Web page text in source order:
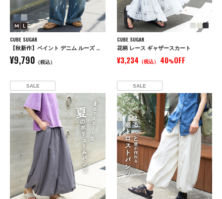
CUBE SUGAR
【秋新作】ペイント デニム ルーズ ストレート パンツ
¥9,790 （税込）
CUBE SUGAR
花柄 レース ギャザースカート
¥3,234 （税込） 40%OFF
SALE SALE